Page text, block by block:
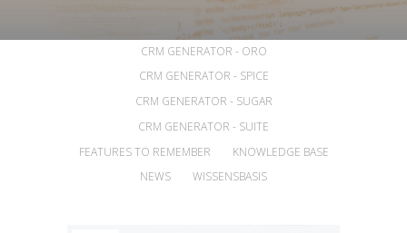
ANKÜNDIGUNGEN
CRM GENERATOR - ORO
CRM GENERATOR - SPICE
CRM GENERATOR - SUGAR
CRM GENERATOR - SUITE
FEATURES TO REMEMBER
KNOWLEDGE BASE
NEWS
WISSENSBASIS